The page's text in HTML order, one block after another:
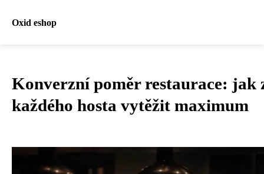
Oxid eshop
Konverzní poměr restaurace: jak
každého hosta vytěžit maximum